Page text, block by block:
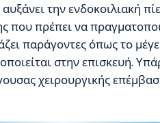
την ενδοκοιλιακή
που πρέπει να
παράγοντες όπως το
στην επισκευή.
χειρουργικής